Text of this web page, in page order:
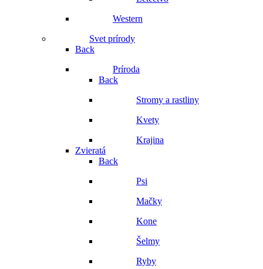
Western
Svet prírody
Back
Príroda
Back
Stromy a rastliny
Kvety
Krajina
Zvieratá
Back
Psi
Mačky
Kone
Šelmy
Ryby